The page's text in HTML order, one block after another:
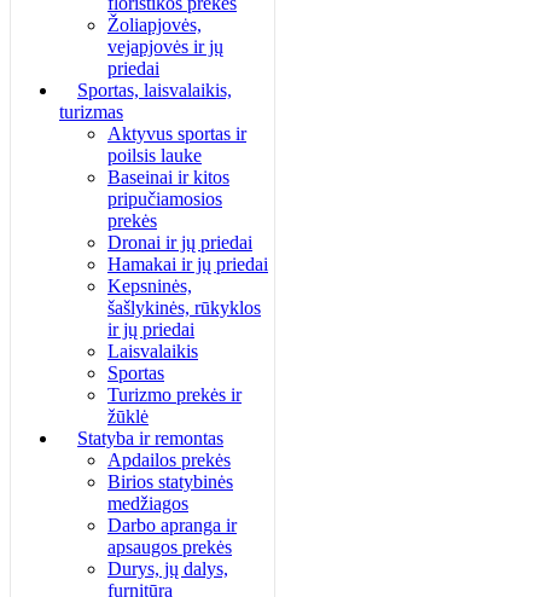
Žoliapjovės,
vejapjovės ir jų
priedai
Sportas, laisvalaikis,
turizmas
Aktyvus sportas ir
poilsis lauke
Baseinai ir kitos
pripučiamosios
prekės
Dronai ir jų priedai
Hamakai ir jų priedai
Kepsninės,
šašlykinės, rūkyklos
ir jų priedai
Laisvalaikis
Sportas
Turizmo prekės ir
žūklė
Statyba ir remontas
Apdailos prekės
Birios statybinės
medžiagos
Darbo apranga ir
apsaugos prekės
Durys, jų dalys,
furnitūra